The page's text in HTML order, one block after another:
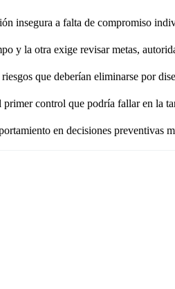
insegura a falta de compromiso
y la otra exige revisar metas,
que deberían eliminarse por
control que podría fallar en la
en decisiones preventivas